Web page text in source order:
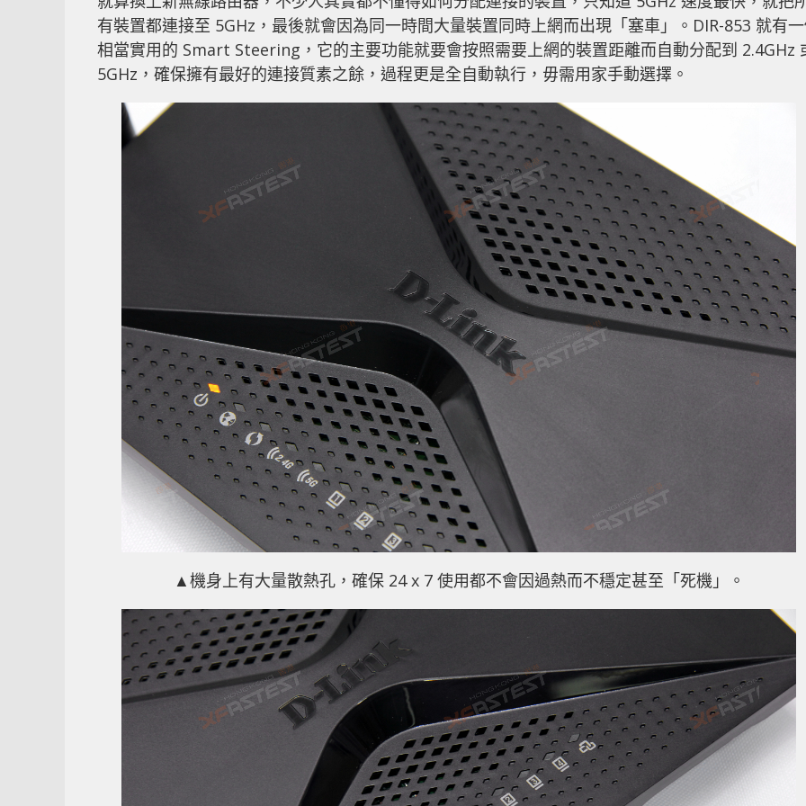
有裝置都連接至 5GHz，最後就會因為同一時間大量裝置同時上網而出現「塞車」。DIR-853 就有
相當實用的 Smart Steering，它的主要功能就要會按照需要上網的裝置距離而自動分配到 2.4GHz
5GHz，確保擁有最好的連接質素之餘，過程更是全自動執行，毋需用家手動選擇。
▲機身上有大量散熱孔，確保 24 x 7 使用都不會因過熱而不穩定甚至「死機」。